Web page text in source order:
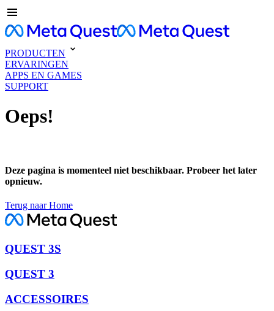
PRODUCTEN
ERVARINGEN
APPS EN GAMES
SUPPORT
Oeps!
Deze pagina is momenteel niet beschikbaar. Probeer het later
opnieuw.
Terug naar Home
QUEST 3S
QUEST 3
ACCESSOIRES